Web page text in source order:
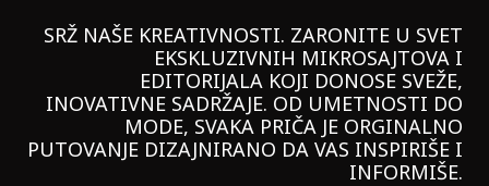
SRŽ NAŠE KREATIVNOSTI. ZARONITE U SVET
EKSKLUZIVNIH MIKROSAJTOVA I
EDITORIJALA KOJI DONOSE SVEŽE,
INOVATIVNE SADRŽAJE. OD UMETNOSTI DO
MODE, SVAKA PRIČA JE ORGINALNO
PUTOVANJE DIZAJNIRANO DA VAS INSPIRIŠE I
INFORMIŠE.